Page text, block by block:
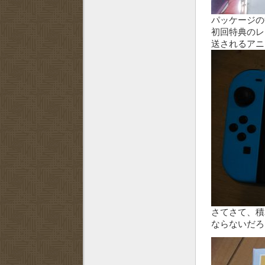
パッケージ
初回特典の
送されるア
さてさて、
ならないだ